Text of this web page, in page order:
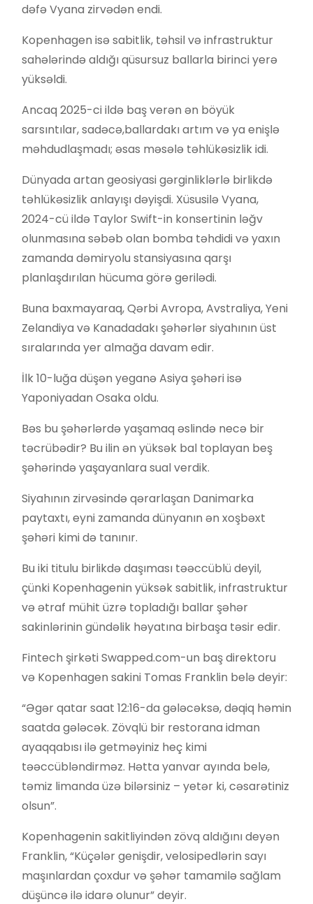
dəfə Vyana zirvədən endi.
Kopenhagen isə sabitlik, təhsil və infrastruktur
sahələrində aldığı qüsursuz ballarla birinci yerə
yüksəldi.
Ancaq 2025-ci ildə baş verən ən böyük
sarsıntılar, sadəcə,ballardakı artım və ya enişlə
məhdudlaşmadı; əsas məsələ təhlükəsizlik idi.
Dünyada artan geosiyasi gərginliklərlə birlikdə
təhlükəsizlik anlayışı dəyişdi. Xüsusilə Vyana,
2024-cü ildə Taylor Swift-in konsertinin ləğv
olunmasına səbəb olan bomba təhdidi və yaxın
zamanda dəmiryolu stansiyasına qarşı
planlaşdırılan hücuma görə gerilədi.
Buna baxmayaraq, Qərbi Avropa, Avstraliya, Yeni
Zelandiya və Kanadadakı şəhərlər siyahının üst
sıralarında yer almağa davam edir.
İlk 10-luğa düşən yeganə Asiya şəhəri isə
Yaponiyadan Osaka oldu.
Bəs bu şəhərlərdə yaşamaq əslində necə bir
təcrübədir? Bu ilin ən yüksək bal toplayan beş
şəhərində yaşayanlara sual verdik.
Siyahının zirvəsində qərarlaşan Danimarka
paytaxtı, eyni zamanda dünyanın ən xoşbəxt
şəhəri kimi də tanınır.
Bu iki titulu birlikdə daşıması təəccüblü deyil,
çünki Kopenhagenin yüksək sabitlik, infrastruktur
və ətraf mühit üzrə topladığı ballar şəhər
sakinlərinin gündəlik həyatına birbaşa təsir edir.
Fintech şirkəti Swapped.com-un baş direktoru
və Kopenhagen sakini Tomas Franklin belə deyir:
“Əgər qatar saat 12:16-da gələcəksə, dəqiq həmin
saatda gələcək. Zövqlü bir restorana idman
ayaqqabısı ilə getməyiniz heç kimi
təəccübləndirməz. Hətta yanvar ayında belə,
təmiz limanda üzə bilərsiniz – yetər ki, cəsarətiniz
olsun”.
Kopenhagenin sakitliyindən zövq aldığını deyən
Franklin, “Küçələr genişdir, velosipedlərin sayı
maşınlardan çoxdur və şəhər tamamilə sağlam
düşüncə ilə idarə olunur” deyir.